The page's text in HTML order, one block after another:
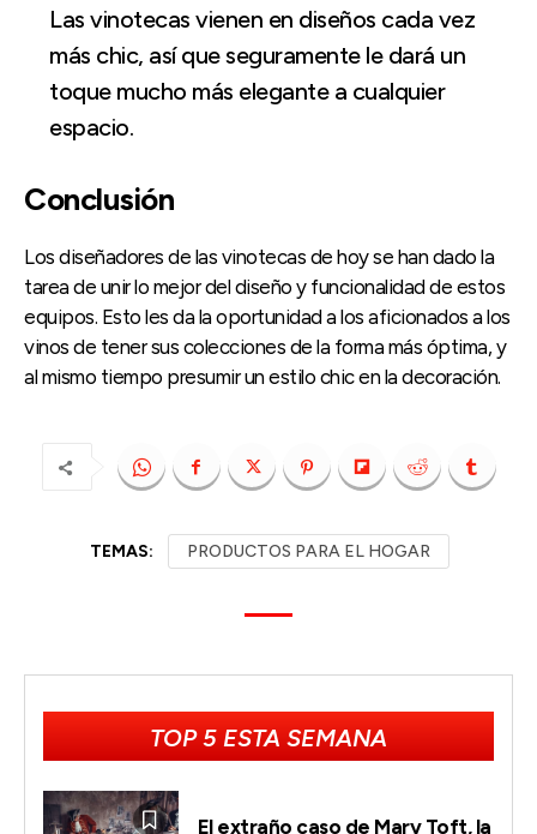
Las vinotecas vienen en diseños cada vez
más chic, así que seguramente le dará un
toque mucho más elegante a cualquier
espacio.
Conclusión
Los diseñadores de las vinotecas de hoy se han dado la
tarea de unir lo mejor del diseño y funcionalidad de estos
equipos. Esto les da la oportunidad a los aficionados a los
vinos de tener sus colecciones de la forma más óptima, y
al mismo tiempo presumir un estilo chic en la decoración.
TEMAS: PRODUCTOS PARA EL HOGAR
TOP 5 ESTA SEMANA
El extraño caso de Mary Toft, la